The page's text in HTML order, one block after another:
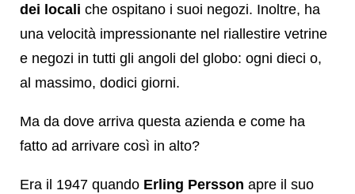
dei locali che ospitano i suoi negozi. Inoltre, ha
una velocità impressionante nel riallestire vetrine
e negozi in tutti gli angoli del globo: ogni dieci o,
al massimo, dodici giorni.
Ma da dove arriva questa azienda e come ha
fatto ad arrivare così in alto?
Era il 1947 quando Erling Persson apre il suo